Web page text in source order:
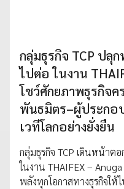
กลุ่มธุรกิจ TCP ปลุ
ไปต่อ ในงาน
โชว์ศักยภาพธุรกิจ
พันธมิตร–ผู้ประก
เวทีโลกอย่างยั่งยืน
กลุ่มธุรกิจ TCP เดินหน้าต
ในงาน THAIFEX –
พลังทุกโอกาสทางธุรกิจให้